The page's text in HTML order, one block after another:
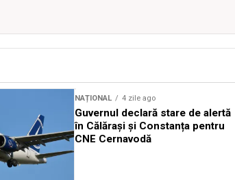
NAȚIONAL 4 zile ago
Guvernul declară stare de alertă
în Călărași și Constanța pentru
CNE Cernavodă